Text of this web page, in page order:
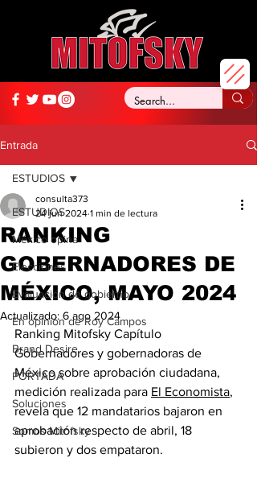
Entrada
ESTUDIOS
México opina
Elecciones
Evaluación de gobierno
En opinión de Roy Campos
Brand Desire
PORTADA
Soluciones
Somos Mitofsky
ESTUDIOS
RANKING
GOBERNADORES DE
MÉXICO, MAYO 2024
consulta373
24 jun 2024 1 min de lectura
Actualizado: 6 ago 2024
Ranking Mitofsky Capítulo
Gobernadores y gobernadoras de
México sobre aprobación ciudadana,
medición realizada para El Economista,
revela que 12 mandatarios bajaron en
aprobación respecto de abril, 18
subieron y dos empataron.